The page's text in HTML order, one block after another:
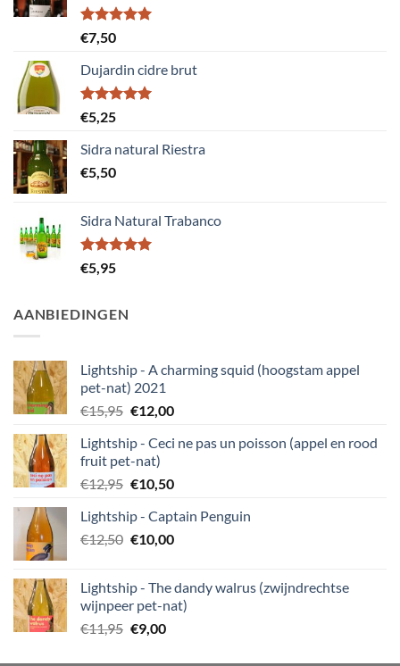
Gewaardeerd
5.00
€7,50
Dujardin cidre brut
Gewaardeerd
5.00
€5,25
Sidra natural Riestra
€5,50
Sidra Natural Trabanco
Gewaardeerd
5.00
€5,95
AANBIEDINGEN
Lightship - A charming squid (hoogstam appel
pet-nat) 2021
€15,95 Oorspronkelijke
was:
€15,95.
€12,00Huidige
is:
Lightship - Ceci ne pas un poisson (appel en rood
fruit pet-nat)
€12,95 Oorspronkelijke
was:
€12,95.
€10,50Huidige
is:
€10,50.
Lightship - Captain Penguin
€12,50 Oorspronkelijke
€12,50.
€10,00Huidige
€10,00.
Lightship - The dandy walrus (zwijndrechtse
wijnpeer pet-nat)
€11,95 Oorspronkelijke
€9,00Huidige